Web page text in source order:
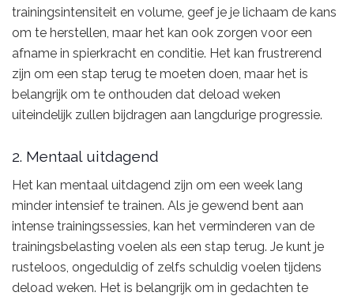
trainingsintensiteit en volume, geef je je lichaam de kans
om te herstellen, maar het kan ook zorgen voor een
afname in spierkracht en conditie. Het kan frustrerend
zijn om een stap terug te moeten doen, maar het is
belangrijk om te onthouden dat deload weken
uiteindelijk zullen bijdragen aan langdurige progressie.
2. Mentaal uitdagend
Het kan mentaal uitdagend zijn om een week lang
minder intensief te trainen. Als je gewend bent aan
intense trainingssessies, kan het verminderen van de
trainingsbelasting voelen als een stap terug. Je kunt je
rusteloos, ongeduldig of zelfs schuldig voelen tijdens
deload weken. Het is belangrijk om in gedachten te